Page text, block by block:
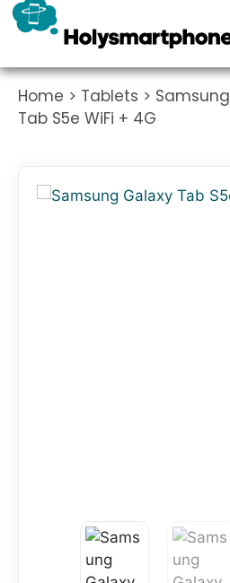
Home > Tablets > Samsung
Tab S5e WiFi + 4G